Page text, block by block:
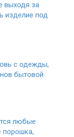
выходя за
изделие под
с одежды,
бытовой
любые
порошка,